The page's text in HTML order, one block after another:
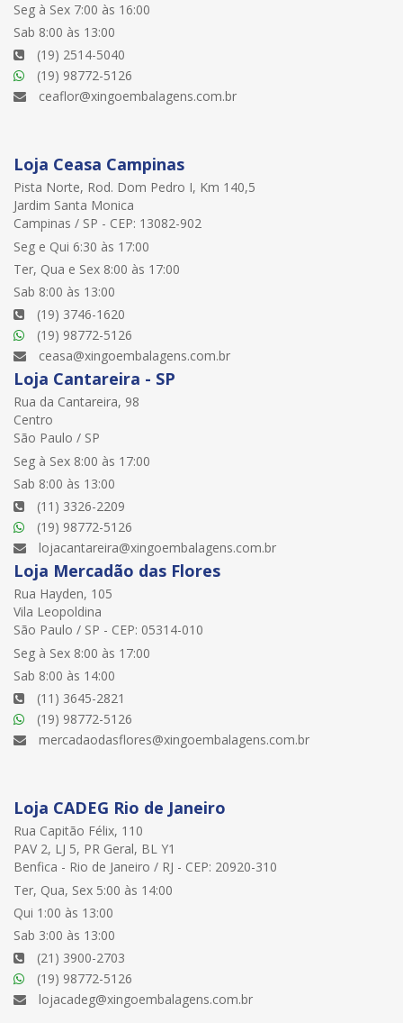
Seg à Sex 7:00 às 16:00
Sab 8:00 às 13:00
(19) 2514-5040
(19) 98772-5126
ceaflor@xingoembalagens.com.br
Loja Ceasa Campinas
Pista Norte, Rod. Dom Pedro I, Km 140,5
Jardim Santa Monica
Campinas / SP - CEP: 13082-902
Seg e Qui 6:30 às 17:00
Ter, Qua e Sex 8:00 às 17:00
Sab 8:00 às 13:00
(19) 3746-1620
(19) 98772-5126
ceasa@xingoembalagens.com.br
Loja Cantareira - SP
Rua da Cantareira, 98
Centro
São Paulo / SP
Seg à Sex 8:00 às 17:00
Sab 8:00 às 13:00
(11) 3326-2209
(19) 98772-5126
lojacantareira@xingoembalagens.com.br
Loja Mercadão das Flores
Rua Hayden, 105
Vila Leopoldina
São Paulo / SP - CEP: 05314-010
Seg à Sex 8:00 às 17:00
Sab 8:00 às 14:00
(11) 3645-2821
(19) 98772-5126
mercadaodasflores@xingoembalagens.com.br
Loja CADEG Rio de Janeiro
Rua Capitão Félix, 110
PAV 2, LJ 5, PR Geral, BL Y1
Benfica - Rio de Janeiro / RJ - CEP: 20920-310
Ter, Qua, Sex 5:00 às 14:00
Qui 1:00 às 13:00
Sab 3:00 às 13:00
(21) 3900-2703
(19) 98772-5126
lojacadeg@xingoembalagens.com.br